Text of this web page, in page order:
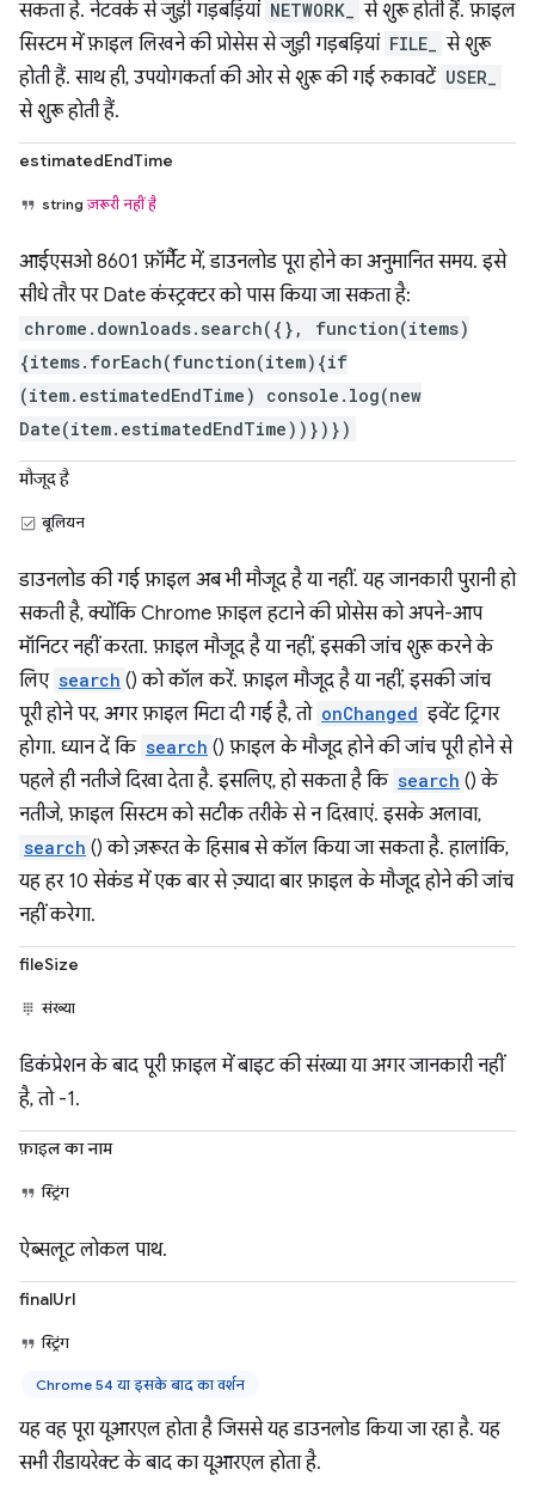
सकता है. नेटवर्क से जुड़ी गड़बड़ियां NETWORK_
से शुरू होती हैं. फ़ाइल
सिस्टम में फ़ाइल लिखने की प्रोसेस से जुड़ी गड़बड़ियां FILE_
से शुरू
होती हैं. साथ ही, उपयोगकर्ता की ओर से शुरू की गई रुकावटें USER_
से शुरू होती हैं.
estimatedEndTime
stringज़रूरी नहीं है
आईएसओ 8601 फ़ॉर्मैट में, डाउनलोड पूरा होने का अनुमानित समय. इसे
सीधे तौर पर Date कंस्ट्रक्टर को पास किया जा सकता है:
chrome.downloads.search({}, function(items)
{items.forEach(function(item){if
(item.estimatedEndTime) console.log(new
Date(item.estimatedEndTime))})})
मौजूद है
बूलियन
डाउनलोड की गई फ़ाइल अब भी मौजूद है या नहीं. यह जानकारी पुरानी हो
सकती है, क्योंकि Chrome फ़ाइल हटाने की प्रोसेस को अपने-आप
मॉनिटर नहीं करता. फ़ाइल मौजूद है या नहीं, इसकी जांच शुरू करने के
लिए search () को कॉल करें. फ़ाइल मौजूद है या नहीं, इसकी जांच
पूरी होने पर, अगर फ़ाइल मिटा दी गई है, तो onChanged इवेंट ट्रिगर
होगा. ध्यान दें कि search () फ़ाइल के मौजूद होने की जांच पूरी होने से
पहले ही नतीजे दिखा देता है. इसलिए, हो सकता है कि search () के
नतीजे, फ़ाइल सिस्टम को सटीक तरीके से न दिखाएं. इसके अलावा,
search () को ज़रूरत के हिसाब से कॉल किया जा सकता है. हालांकि,
यह हर 10 सेकंड में एक बार से ज़्यादा बार फ़ाइल के मौजूद होने की जांच
नहीं करेगा.
fileSize
संख्या
डिकंप्रेशन के बाद पूरी फ़ाइल में बाइट की संख्या या अगर जानकारी नहीं
है, तो -1.
फ़ाइल का नाम
स्ट्रिंग
ऐब्सलूट लोकल पाथ.
finalUrl
स्ट्रिंग
Chrome 54 या इसके बाद का वर्शन
यह वह पूरा यूआरएल होता है जिससे यह डाउनलोड किया जा रहा है. यह
सभी रीडायरेक्ट के बाद का यूआरएल होता है.